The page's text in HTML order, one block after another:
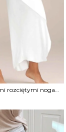
Spodnie z szerokimi rozciętymi nogawkami